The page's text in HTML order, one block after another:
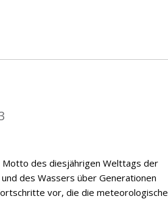
Motto des diesjährigen Welttags der
des Wassers über Generationen
vor, die die meteorologische